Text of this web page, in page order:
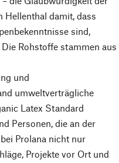
damit, dass
sind,
Rohstoffe stammen aus
und
umweltverträgliche
Latex Standard
Personen, die an der
Prolana nicht nur
Projekte vor Ort und